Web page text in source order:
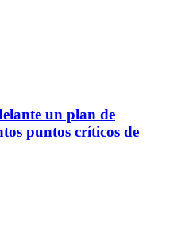
un plan de
puntos críticos de